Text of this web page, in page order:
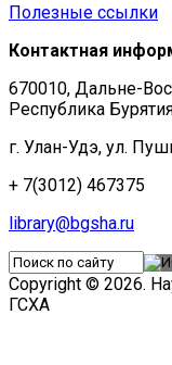
Полезные ссылки
Контактная
670010, Дальне-
Республика
г. Улан-Удэ, ул.
+ 7(3012) 467375
library@bgsha.ru
Copyright © 2026.
ГСХА